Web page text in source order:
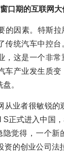
口期的互联网大
的因素。特斯
传统汽车中控
，这是一个非
车产业发生质
。
从业者很敏锐的
S正式进入中国
隐觉得，一个新
资的创业公司法